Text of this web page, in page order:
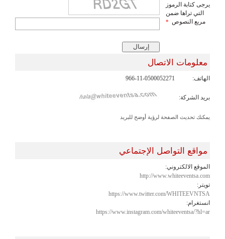
يرجى كتابة الرموز
التي تراها ضمن
مربع النصوص *
معلومات الاتصال
الهاتف: 966-11-0500052271
بريد الشركة:
يمكنك تحديث الصفحة لرؤية أوضح للبريد
مواقع التواصل الإجتماعي
الموقع الالكتروني:
http://www.whiteeventsa.com
تويتر:
https://www.twitter.com/WHITEEVNTSA
انستغرام:
https://www.instagram.com/whiteeventsa/?hl=ar